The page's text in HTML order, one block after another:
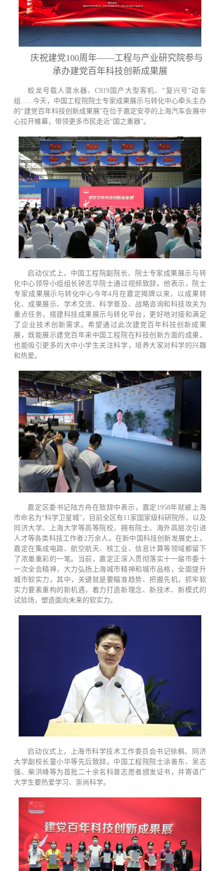
庆祝建党100周年——工程与产业研究院参与
承办建党百年科技创新成果展
蛟龙号载人潜水器、C919国产大型客机、“复兴号”动车
组......今天，中国工程院院士专家成果展示与转化中心牵头主办
的“建党百年科技创新成果展”在位于嘉定安亭的上海汽车会展中
心拉开帷幕，带领更多市民走近“国之重器”。
启动仪式上，中国工程院副院长、院士专家成果展示与转
化中心领导小组组长钟志华院士通过视频致辞。他表示，院士
专家成果展示与转化中心今年4月在嘉定揭牌以来，以成果转
化、成果展示、学术交流、科学普及、战略咨询和科技攻关为
重点任务，搭建科技成果展示与转化平台，更好地对接和满足
了企业技术创新需求。希望通过此次建党百年科技创新成果
展，既能展示建党百年来中国工程院在科技创新方面的成果，
也能吸引更多的大中小学生关注科学，培养大家对科学的兴趣
和热爱。
嘉定区委书记陆方舟在致辞中表示，嘉定1958年就被上海
市命名为“科学卫星城”，目前全区有11家国家级科研院所，以及
同济大学、上海大学等高等院校，拥有院士、海外高层次引进
人才等各类科技工作者2万余人。在新中国科技创新发展史上，
嘉定在集成电路、航空航天、核工业、信息计算等领域都留下
了浓墨重彩的一笔。当前，嘉定正深入贯彻落实十一届市委十
一次全会精神，大力弘扬上海城市精神和城市品格，全面提升
城市软实力，其中，关键就是要瞄准趋势、把握先机，抓牢软
实力要素重构的新机遇，着力打造新理念、新技术、新模式的
试验场，塑造面向未来的软实力。
启动仪式上，上海市科学技术工作委员会书记徐枫、同济
大学副校长童小华等先后致辞。中国工程院院士涂善东、吴志
强、柴洪峰等为首批二十余名科普志愿者颁发证书，并寄语广
大学生要热爱学习、崇尚科学。